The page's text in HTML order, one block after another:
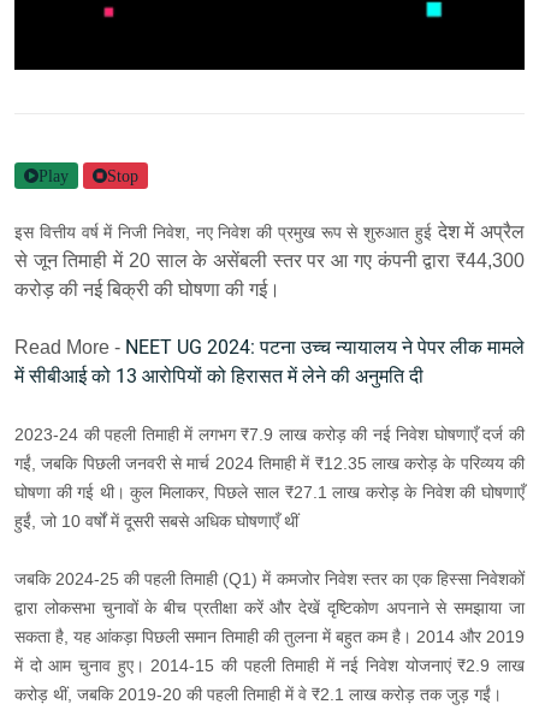
Play Stop
इस वित्तीय वर्ष में निजी निवेश, नए निवेश की प्रमुख रूप से शुरुआत हुई देश में अप्रैल
से जून तिमाही में 20 साल के असेंबली स्तर पर आ गए कंपनी द्वारा ₹44,300
करोड़ की नई बिक्री की घोषणा की गई।
Read More - NEET UG 2024: पटना उच्च न्यायालय ने पेपर लीक मामले
में सीबीआई को 13 आरोपियों को हिरासत में लेने की अनुमति दी
2023-24 की पहली तिमाही में लगभग ₹7.9 लाख करोड़ की नई निवेश घोषणाएँ दर्ज की
गईं, जबकि पिछली जनवरी से मार्च 2024 तिमाही में ₹12.35 लाख करोड़ के परिव्यय की
घोषणा की गई थी। कुल मिलाकर, पिछले साल ₹27.1 लाख करोड़ के निवेश की घोषणाएँ
हुईं, जो 10 वर्षों में दूसरी सबसे अधिक घोषणाएँ थीं
जबकि 2024-25 की पहली तिमाही (Q1) में कमजोर निवेश स्तर का एक हिस्सा निवेशकों
द्वारा लोकसभा चुनावों के बीच प्रतीक्षा करें और देखें दृष्टिकोण अपनाने से समझाया जा
सकता है, यह आंकड़ा पिछली समान तिमाही की तुलना में बहुत कम है। 2014 और 2019
में दो आम चुनाव हुए। 2014-15 की पहली तिमाही में नई निवेश योजनाएं ₹2.9 लाख
करोड़ थीं, जबकि 2019-20 की पहली तिमाही में वे ₹2.1 लाख करोड़ तक जुड़ गईं।